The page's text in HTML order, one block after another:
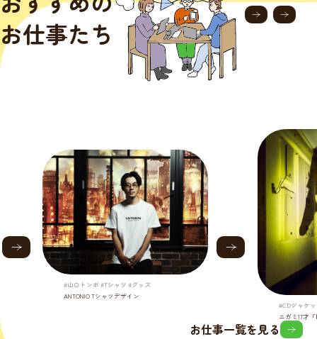
お仕事たち
#山口トンボ #Tシャツ #グッズ
ANTONIO Tシャツデザイン
#CDジャケ
ニガミ17才
お仕事一覧を見る